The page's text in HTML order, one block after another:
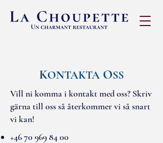
KONTAKTA OSS
Vill ni komma i kontakt med oss? Skriv
gärna till oss så återkommer vi så snart
vi kan!
+46 70 969 84 00